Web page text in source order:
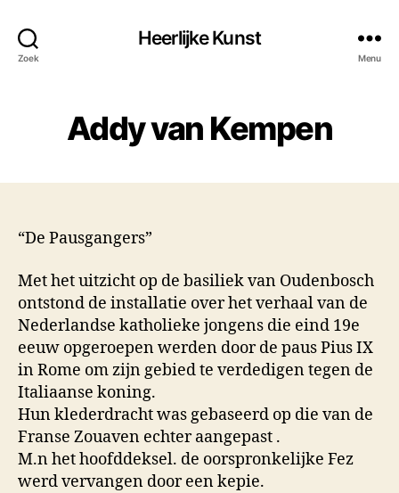
Zoek
Heerlijke Kunst
Menu
Addy van Kempen
“De Pausgangers”
Met het uitzicht op de basiliek van Oudenbosch
ontstond de installatie over het verhaal van de
Nederlandse katholieke jongens die eind 19e
eeuw opgeroepen werden door de paus Pius IX
in Rome om zijn gebied te verdedigen tegen de
Italiaanse koning.
Hun klederdracht was gebaseerd op die van de
Franse Zouaven echter aangepast .
M.n het hoofddeksel. de oorspronkelijke Fez
werd vervangen door een kepie.